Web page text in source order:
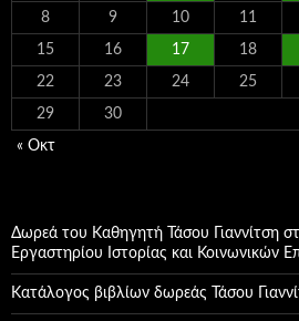
8 9 10 11
15 16 17 18
22 23 24 25
29 30
« Οκτ
Δωρεά του Καθηγητή Τάσου Γιαννίτση
Εργαστηρίου Ιστορίας και Κοινωνικών
Κατάλογος βιβλίων δωρεάς Τάσου